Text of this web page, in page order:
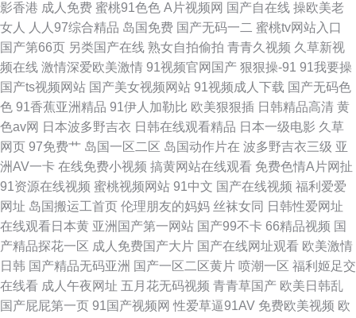
影香港 成人免费 蜜桃91色色 A片视频网 国产自在线 操欧美老
女人
人人97综合精品 岛国免费 国产无码一二 蜜桃tv网站入口
国产第66页 另类国产在线 熟女自拍偷拍 青青久视频 久草新视
频在线 激情深爱欧美激情 91视频官网国产 狠狠操-91 91我要操
国产ts视频网站 国产美女视频网站 91视频成人下载 国产无码色
色 91香蕉亚洲精品 91伊人加勒比 欧美狠狠插 日韩精品高清 黄
色av网 日本波多野吉衣 日韩在线观看精品 日本一级电影 久草
网页 97免费艹 岛国一区二区 岛国动作片在 波多野吉衣三级 亚
洲AV一卡 在线免费小视频 搞黄网站在线观看 免费色情A片网扯
91资源在线视频 蜜桃视频网站 91中文 国产在线视频 福利爱爱
网址 岛国搬运工首页 伦理朋友的妈妈 丝袜女同 日韩性爱网址
在线观看日本黄 亚洲国产第一网站 国产99不卡 66精品视频 国
产精品探花一区 成人免费国产大片 国产在线网址观看 欧美激情
日韩 国产精品无码亚洲 国产一区二区黄片 喷潮一区 福利姬足交
在线看 成人午夜网址 五月花无码视频 青青草国产 欧美日韩乱
国产屁屁第一页 91国产视频网 性爱草逼91AV 免费欧美视频 欧